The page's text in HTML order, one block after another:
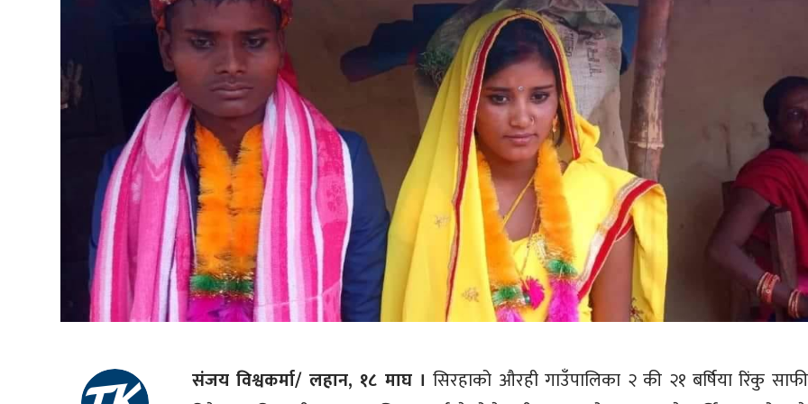
संजय विश्वकर्मा/ लहान, १८ माघ । सिरहाको औरही गाउँपालिका २ की २१ बर्षिया रिंकु